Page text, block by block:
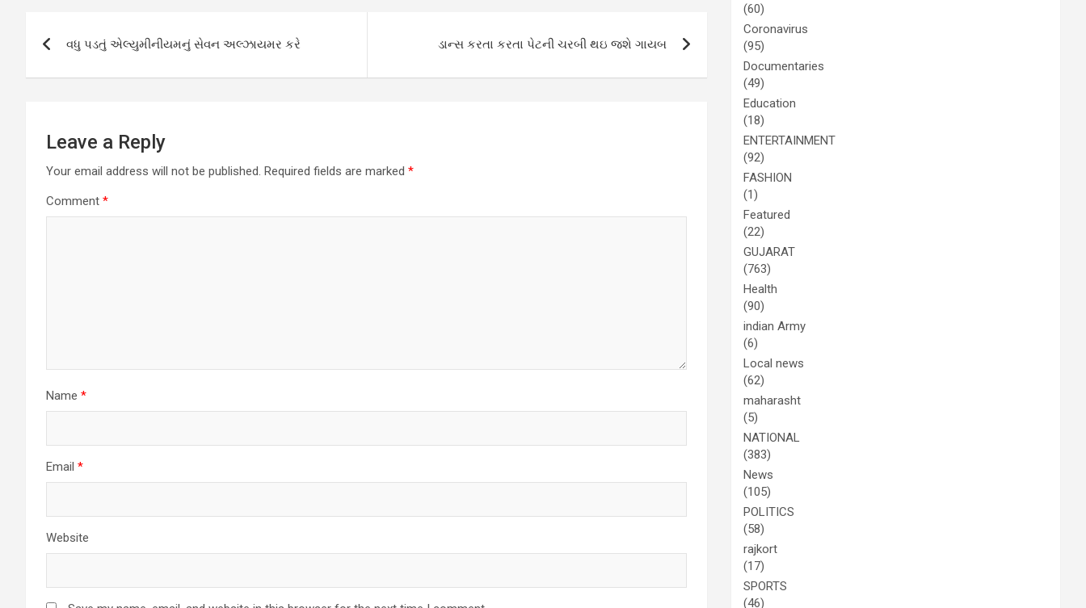
p
k
navigation
વધુ પડતું એલ્યુમીનીયમનું સેવન અલ્ઝાયમર કરે ડાન્સ કરતા કરતા પેટની ચરબી થઇ જશે ગાયબ
Leave a Reply
Your email address will not be published. Required fields are marked *
Comment *
Name *
Email *
Website
(60)
Coronavirus
(95)
Documentaries
(49)
Education
(18)
ENTERTAINMENT
(92)
FASHION
(1)
Featured
(22)
GUJARAT
(763)
Health
(90)
indian Army
(6)
Local news
(62)
maharasht
(5)
NATIONAL
(383)
News
(105)
POLITICS
(58)
rajkort
(17)
SPORTS
(46)